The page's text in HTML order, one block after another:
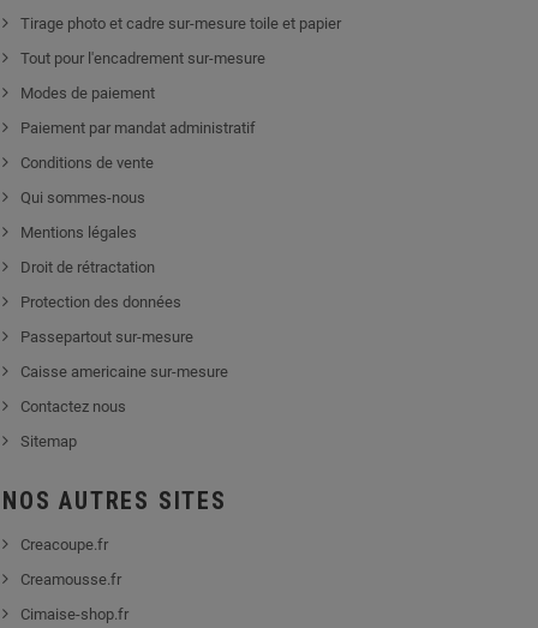
Tirage photo et cadre sur-mesure toile et papier
Tout pour l'encadrement sur-mesure
Modes de paiement
Paiement par mandat administratif
Conditions de vente
Qui sommes-nous
Mentions légales
Droit de rétractation
Protection des données
Passepartout sur-mesure
Caisse americaine sur-mesure
Contactez nous
Sitemap
NOS AUTRES SITES
Creacoupe.fr
Creamousse.fr
Cimaise-shop.fr